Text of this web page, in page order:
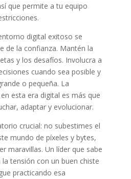
que permite a tu equipo
digital exitoso se
de la confianza. Mantén la
y los desafíos. Involucra a
cuando sea posible y
o pequeña. La
esta era digital es más que
adaptar y evolucionar.
crucial: no subestimes el
mundo de píxeles y bytes,
maravillas. Un líder que sabe
tensión con un buen chiste
practicando esa